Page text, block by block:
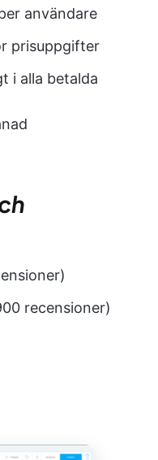
användare
prisuppgifter
i alla betalda
recensioner)